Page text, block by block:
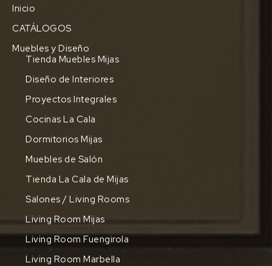
Inicio
CATÁLOGOS
Muebles y Diseño
Tienda Muebles Mijas
Diseño de Interiores
Proyectos Integrales
Cocinas La Cala
Dormitorios Mijas
Muebles de Salón
Tienda La Cala de Mijas
Salones / Living Rooms
Living Room Mijas
Living Room Fuengirola
Living Room Marbella